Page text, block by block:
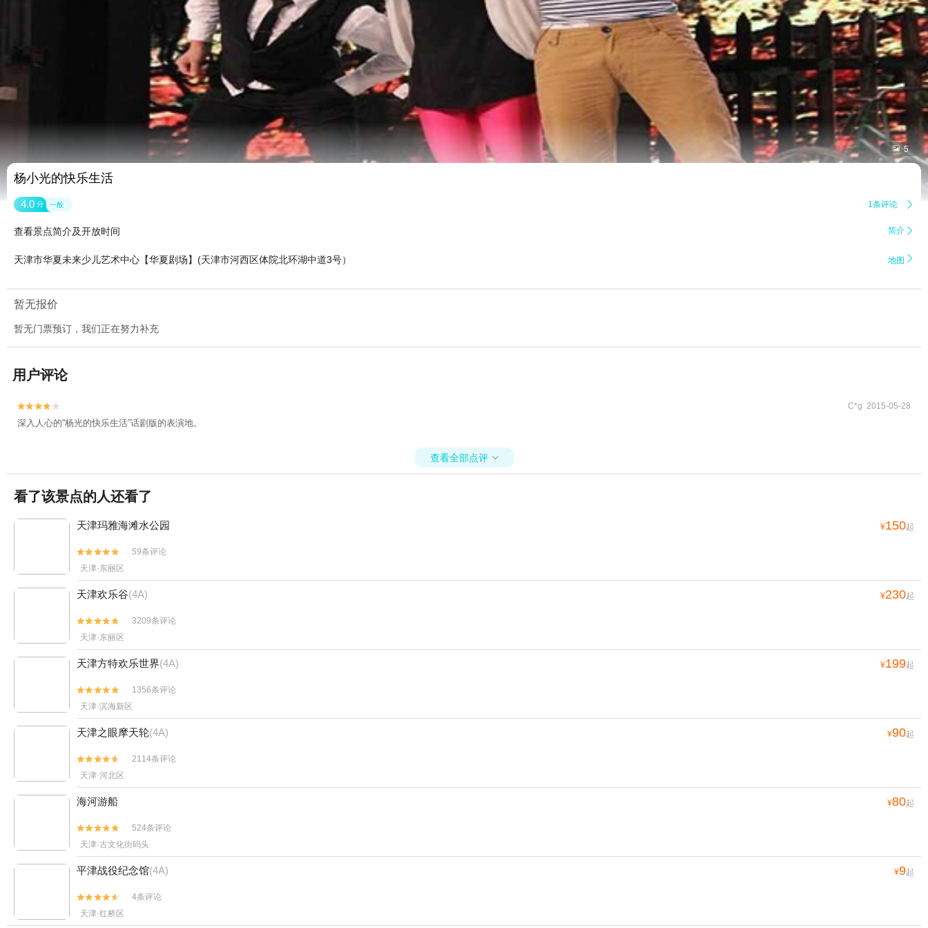
 5
杨小光的快乐生活
4.0 分 一般 1条评论 
查看景点简介及开放时间 简介 
天津市华夏未来少儿艺术中心【华夏剧场】(天津市河西区体院北环湖中道3号） 地图 
暂无报价
暂无门票预订，我们正在努力补充
用户评论

 C*g 2015-05-28
深入人心的“杨光的快乐生活”话剧版的表演地。
查看全部点评 
看了该景点的人还看了
天津玛雅海滩水公园 ¥150起


59条评论
天津·东丽区
天津欢乐谷(4A) ¥230起


3209条评论
天津·东丽区
天津方特欢乐世界(4A) ¥199起


1356条评论
天津·滨海新区
天津之眼摩天轮(4A) ¥90起


2114条评论
天津·河北区
海河游船 ¥80起


524条评论
天津·古文化街码头
平津战役纪念馆(4A) ¥9起


4条评论
天津·红桥区